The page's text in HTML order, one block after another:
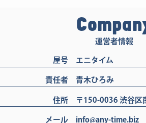
運営者情報
屋号 エニタイム
責任者 青木ひろみ
住所 〒150-0036 渋谷区
メール info@any-time.biz